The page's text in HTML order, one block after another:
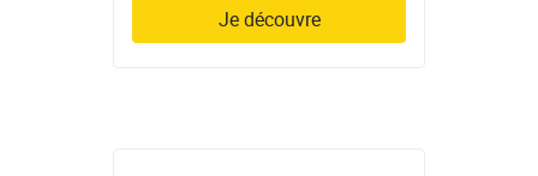
Je découvre